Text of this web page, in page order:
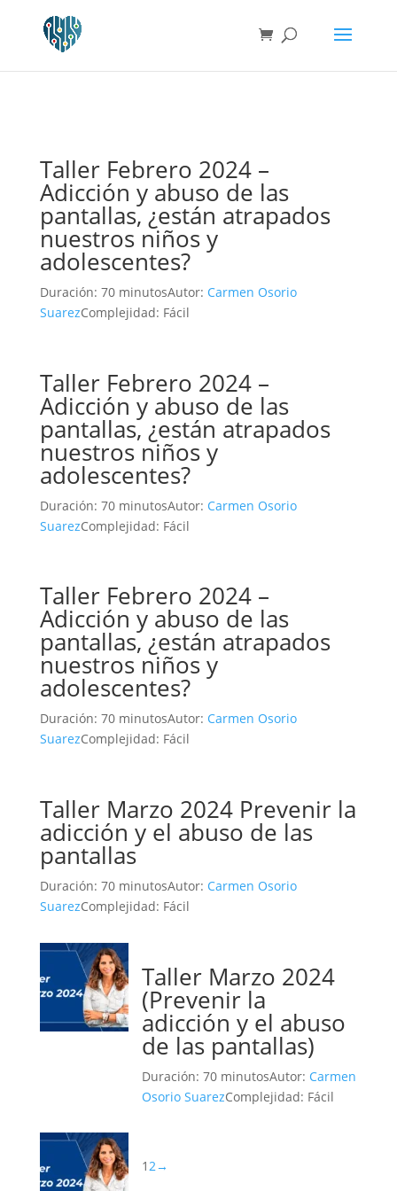
Taller Febrero 2024 –
Adicción y abuso de las
pantallas, ¿están atrapados
nuestros niños y
adolescentes?
Duración: 70 minutosAutor: Carmen Osorio
SuarezComplejidad: Fácil
Taller Febrero 2024 –
Adicción y abuso de las
pantallas, ¿están atrapados
nuestros niños y
adolescentes?
Duración: 70 minutosAutor: Carmen Osorio
SuarezComplejidad: Fácil
Taller Febrero 2024 –
Adicción y abuso de las
pantallas, ¿están atrapados
nuestros niños y
adolescentes?
Duración: 70 minutosAutor: Carmen Osorio
SuarezComplejidad: Fácil
Taller Marzo 2024 Prevenir la
adicción y el abuso de las
pantallas
Duración: 70 minutosAutor: Carmen Osorio
SuarezComplejidad: Fácil
Taller Marzo 2024
(Prevenir la
adicción y el abuso
de las pantallas)
Duración: 70 minutosAutor: Carmen
Osorio SuarezComplejidad: Fácil
12→